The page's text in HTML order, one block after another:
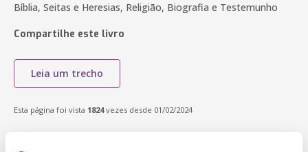
Bíblia, Seitas e Heresias, Religião, Biografia e Testemunho
Compartilhe este livro
Leia um trecho
Esta página foi vista 1824vezes desde 01/02/2024